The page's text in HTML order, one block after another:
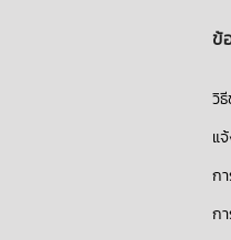
ข้
วิธี
แ
ก
ก